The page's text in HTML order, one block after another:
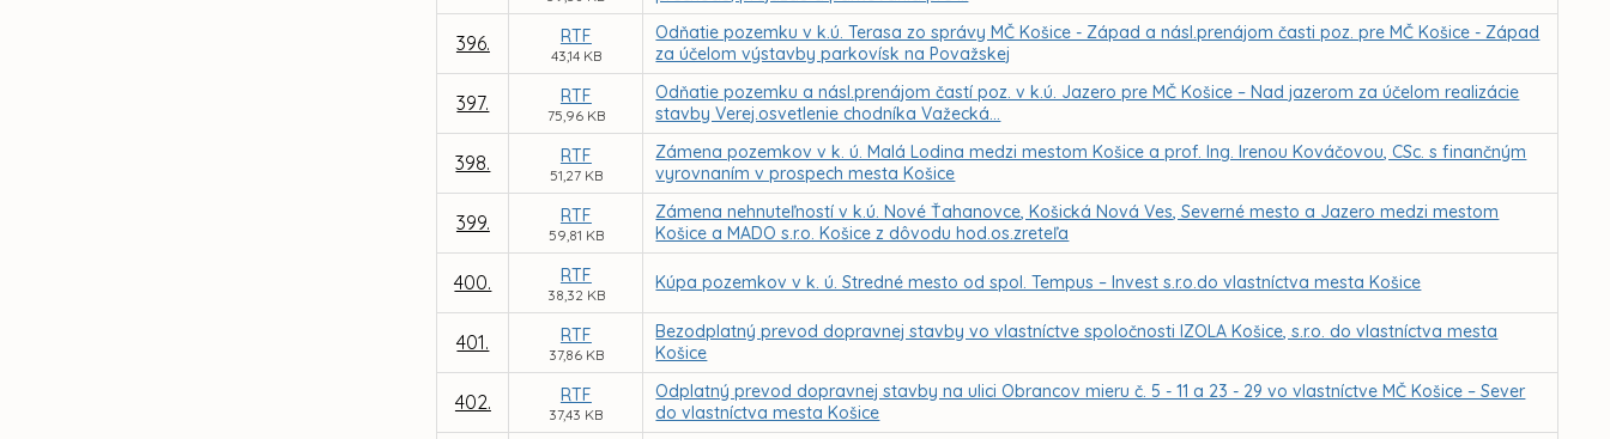
396. RTF
43,14 KB
Odňatie pozemku v k.ú. Terasa zo správy MČ Košice - Západ a násl.prenájom časti poz. pre MČ Košice - Západ
za účelom výstavby parkovísk na Považskej
397. RTF
75,96 KB
Odňatie pozemku a násl.prenájom častí poz. v k.ú. Jazero pre MČ Košice – Nad jazerom za účelom realizácie
stavby Verej.osvetlenie chodníka Važecká...
398. RTF
51,27 KB
Zámena pozemkov v k. ú. Malá Lodina medzi mestom Košice a prof. Ing. Irenou Kováčovou, CSc. s finančným
vyrovnaním v prospech mesta Košice
399. RTF
59,81 KB
Zámena nehnuteľností v k.ú. Nové Ťahanovce, Košická Nová Ves, Severné mesto a Jazero medzi mestom
Košice a MADO s.r.o. Košice z dôvodu hod.os.zreteľa
400. RTF
38,32 KB
Kúpa pozemkov v k. ú. Stredné mesto od spol. Tempus – Invest s.r.o.do vlastníctva mesta Košice
401. RTF
37,86 KB
Bezodplatný prevod dopravnej stavby vo vlastníctve spoločnosti IZOLA Košice, s.r.o. do vlastníctva mesta
Košice
402. RTF
37,43 KB
Odplatný prevod dopravnej stavby na ulici Obrancov mieru č. 5 - 11 a 23 - 29 vo vlastníctve MČ Košice – Sever
do vlastníctva mesta Košice